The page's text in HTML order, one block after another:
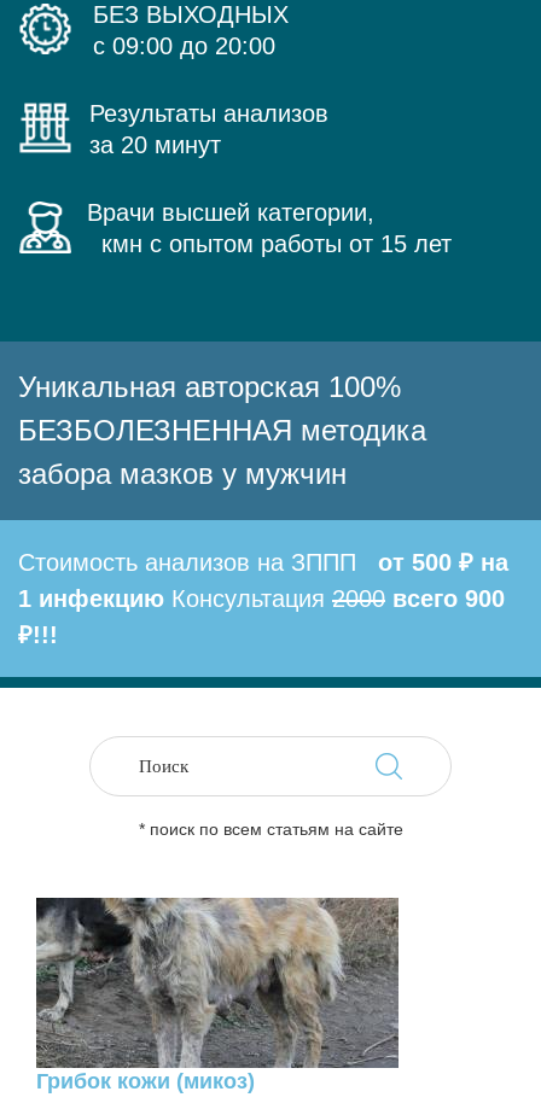
БЕЗ ВЫХОДНЫХ
с 09:00 до 20:00
Результаты анализов
за 20 минут
Врачи высшей категории,
кмн с опытом работы от 15 лет
Уникальная авторская 100%
БЕЗБОЛЕЗНЕННАЯ методика
забора мазков у мужчин
Стоимость анализов на ЗППП
от 500 ₽ на
1 инфекцию Консультация 2000 всего 900
₽!!!
* поиск по всем статьям на сайте
Грибок кожи (микоз)